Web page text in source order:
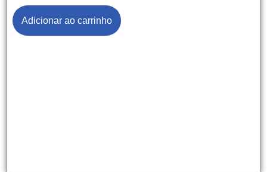
Adicionar ao carrinho